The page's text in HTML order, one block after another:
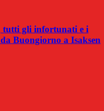
tutti gli infortunati e i
Buongiorno a Isaksen